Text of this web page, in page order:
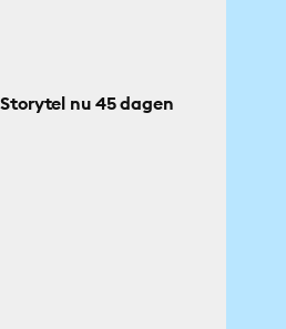
nu 45 dagen